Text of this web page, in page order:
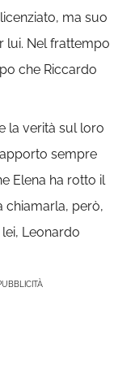
ma suo
lui. Nel frattempo
che Riccardo
la verità sul loro
sempre
Elena ha rotto il
chiamarla, però,
Leonardo